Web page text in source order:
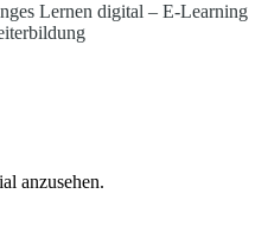
Lernen digital – E-Learning
anzusehen.